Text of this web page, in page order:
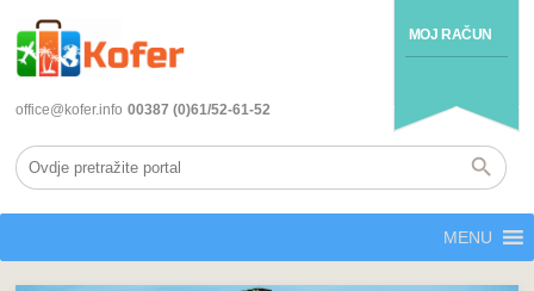
MOJ RAČUN
office@kofer.info 00387 (0)61/52-61-52
MENU